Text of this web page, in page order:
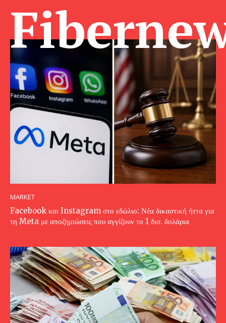
MARKET
Facebook και Instagram στο εδώλιο: Νέα δικαστική ήττα για
τη Meta με αποζημιώσεις που αγγίζουν το 1 δισ. δολάρια